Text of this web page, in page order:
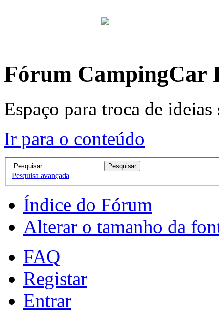
Fórum CampingCar
Espaço para troca de
Ir para o conteúdo
Pesquisa avançada
Índice do Fórum
Alterar o tamanho da
FAQ
Registar
Entrar